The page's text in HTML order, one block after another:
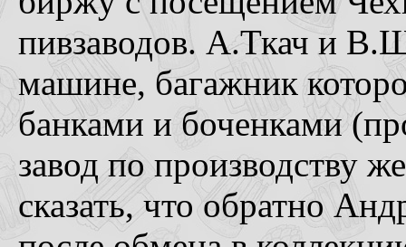
пивзаводов. А.Ткач и
машине, багажник
банками и боченками
завод по производству
сказать, что обратно